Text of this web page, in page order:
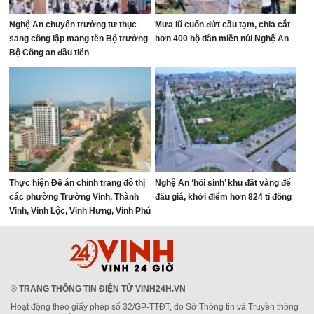
Nghệ An chuyển trường tư thục
sang công lập mang tên Bộ trưởng
Bộ Công an đầu tiên
Mưa lũ cuốn đứt cầu tạm, chia cắt
hơn 400 hộ dân miền núi Nghệ An
Thực hiện Đề án chỉnh trang đô thị
các phường Trường Vinh, Thành
Vinh, Vinh Lộc, Vinh Hưng, Vinh Phú
và Cửa Lò giai đoạn 2026 – 2030
Nghệ An ‘hồi sinh’ khu đất vàng để
đấu giá, khởi điểm hơn 824 tỉ đồng
® TRANG THÔNG TIN ĐIỆN TỬ VINH24H.VN
Hoạt động theo giấy phép số 32/GP-TTĐT, do Sở Thông tin và Truyền thông